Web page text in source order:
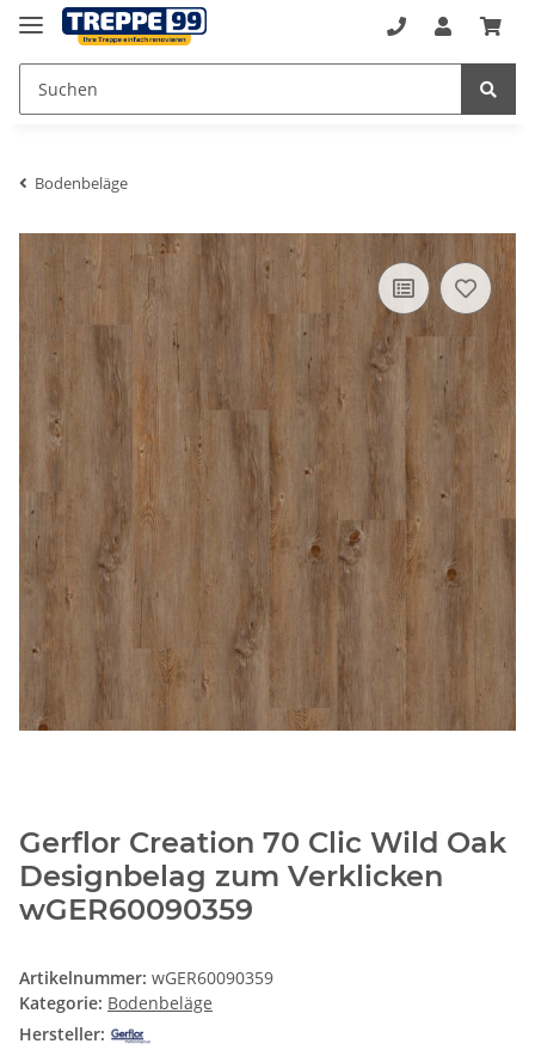
Bodenbeläge
Gerflor Creation 70 Clic Wild Oak
Designbelag zum Verklicken
wGER60090359
Artikelnummer: wGER60090359
Kategorie: Bodenbeläge
Hersteller: